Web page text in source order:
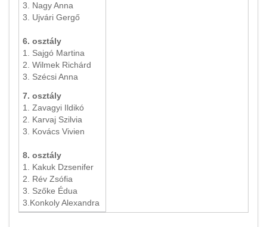
3. Nagy Anna
3. Ujvári Gergő
6. osztály
1. Sajgó Martina
2. Wilmek Richárd
3. Szécsi Anna
7. osztály
1. Zavagyi Ildikó
2. Karvaj Szilvia
3. Kovács Vivien
8. osztály
1. Kakuk Dzsenifer
2. Rév Zsófia
3. Szőke Édua
3.Konkoly Alexandra